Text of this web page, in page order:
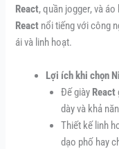
React, quần jogger, và
React nổi tiếng với công
ái và linh hoạt.
Lợi ích khi chọn
Đế giày React
dày và khả
Thiết kế linh
dạo phố hay